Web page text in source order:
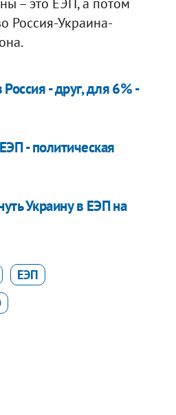
Россия-Украина-
- друг, для 6% -
- политическая
Украину в ЕЭП на
ЕЭП